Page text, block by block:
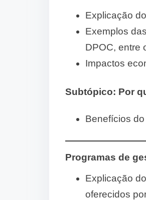
Explicação
Exemplos das
DPOC, entre
Impactos
Subtópico: Por
Benefícios
Programas de
Explicação
oferecidos